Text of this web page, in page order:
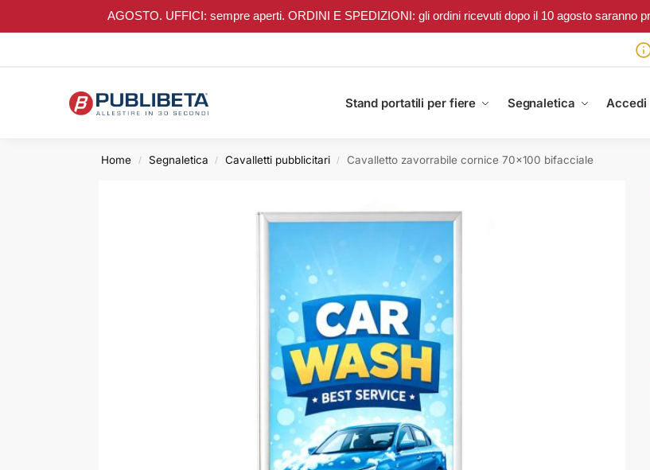
AGOSTO. UFFICI: sempre aperti. ORDINI E SPEDIZIONI: gli ordini ricevuti dopo il 10 agosto saranno
Stand portatili per fiere Segnaletica Accedi
Home / Segnaletica / Cavalletti pubblicitari / Cavalletto zavorrabile cornice 70×100 bifacciale